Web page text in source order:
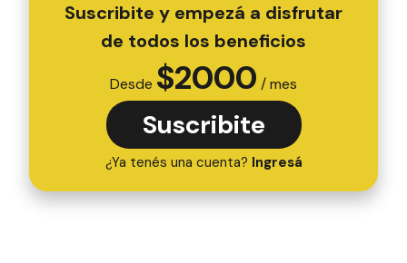
Suscribite y empezá a disfrutar
de todos los beneficios
Desde $2000 / mes
Suscribite
¿Ya tenés una cuenta? Ingresá